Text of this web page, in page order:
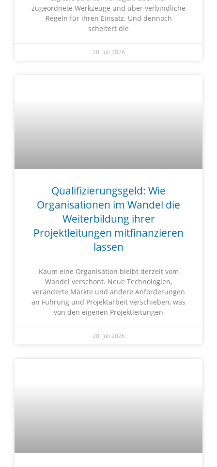
zugeordnete Werkzeuge und über verbindliche
Regeln für ihren Einsatz. Und dennoch
scheitert die
28. Juli 2026
Qualifizierungsgeld: Wie
Organisationen im Wandel die
Weiterbildung ihrer
Projektleitungen mitfinanzieren
lassen
Kaum eine Organisation bleibt derzeit vom
Wandel verschont. Neue Technologien,
veränderte Märkte und andere Anforderungen
an Führung und Projektarbeit verschieben, was
von den eigenen Projektleitungen
28. Juli 2026